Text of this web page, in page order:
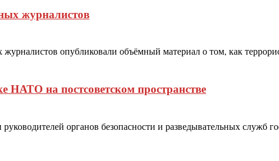
журналистов
журналистов опубликовали объёмный материал о том, как
НАТО на постсоветском пространстве
органов безопасности и разведывательных служб